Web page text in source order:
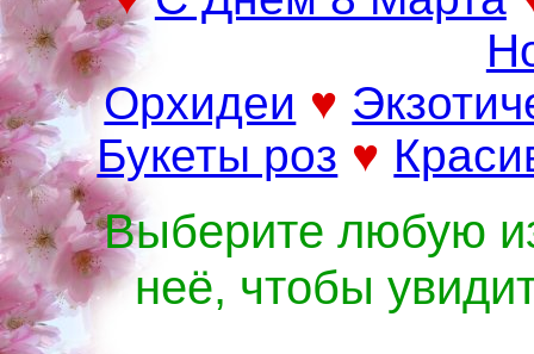
Орхидеи ♥
Букеты роз ♥
Выберите любую
неё, чтобы